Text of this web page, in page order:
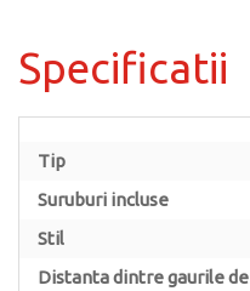
Specificatii
Tip
Suruburi incluse
Stil
Distanta dintre gaurile de